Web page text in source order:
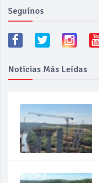
Seguínos
Noticias Más Leídas